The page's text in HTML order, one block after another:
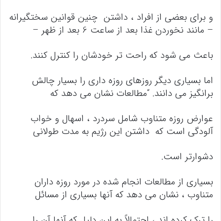
و برای بعضی از افراد ، داشتن چنین قوانین سختگیرانه
– مانند نخوردن غذا بعد از ساعت 6 بعد از ظهر –
باعث می شود که راحت تر خودشان را کنترل کنند.
اما بسیاری دیگر روزهای روزه داری را بسیار چالش
برانگیز می دانند. “مطالعات نشان می دهد که
عوارض روزه متناوب شامل سردرد ، اسهال و خواب
آلودگی است که داشتن این رژیم به مدت طولانی
دشوارتر است.
بسیاری از مطالعات انجام شده در مورد روزه داران
متناوب ، نشان می دهد که آنها بسیاری از مسائل